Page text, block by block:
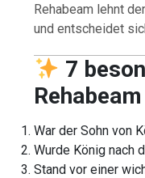
Rehabeam lehnt
und entscheidet
7
Rehabeam
War der Sohn von
Wurde König nach
Stand vor einer